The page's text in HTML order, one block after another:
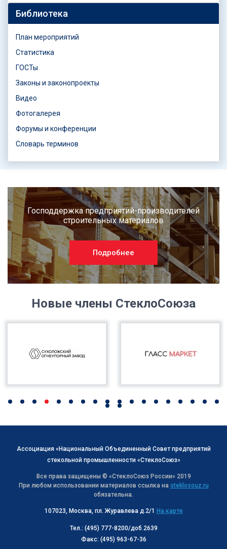
Библиотека
План мероприятий
Статистика
ГОСТы
Законы и законопроекты
Видео
Фотогалерея
Форумы и конференции
Словарь терминов
Господдержка предприятий-производителей
строительных материалов
Подробнее
Новые члены СтеклоСоюза
Ассоциация «Национальный Объединенный Совет предприятий
стекольной промышленности «СтеклоСоюз»
Все права защищены © «СтеклоСоюз Роcсии» 2019
При любом использовании материалов ссылка на steklosouz.ru
обязательна.
107023, Москва, пл. Журавлева д.2/1 На карте
Тел.: (495) 777-8200/доб.2639
Факс: (495) 963-67-36